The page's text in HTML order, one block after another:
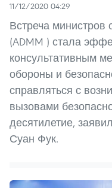
11/12/2020 04:29
Встреча
(ADMM ) стала
консультативным
обороны и
справляться с
вызовами
десятилетие,
Суан Фук.